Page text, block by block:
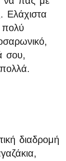
Ελάχιστα
πολύ
σου,
διαδρομή